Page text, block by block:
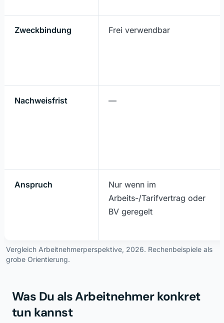
Zweckbindung Frei verwendbar
Nachweisfrist —
Anspruch
Nur wenn im
Arbeits-/Tarifvertrag oder
BV geregelt
Vergleich Arbeitnehmerperspektive, 2026. Rechenbeispiele als
grobe Orientierung.
Was Du als Arbeitnehmer konkret
tun kannst